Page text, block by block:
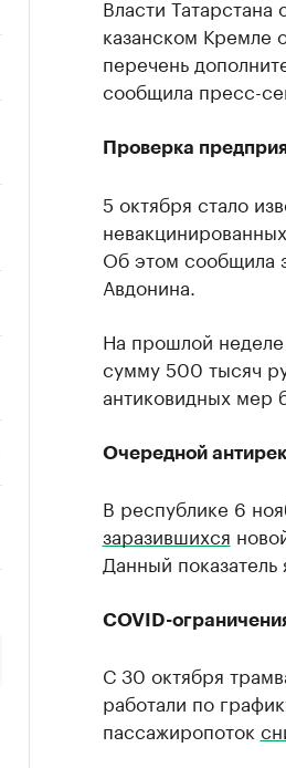
Власти Татарстана
казанском Кремле
перечень
сообщила пресс-
Проверка
5 октября стало
Об этом сообщила
Авдонина.
На прошлой
сумму 500 тысяч
антиковидных мер
Очередной
В республике 6
заразившихся
Данный
COVID-
С 30 октября
работали по
пассажиропоток